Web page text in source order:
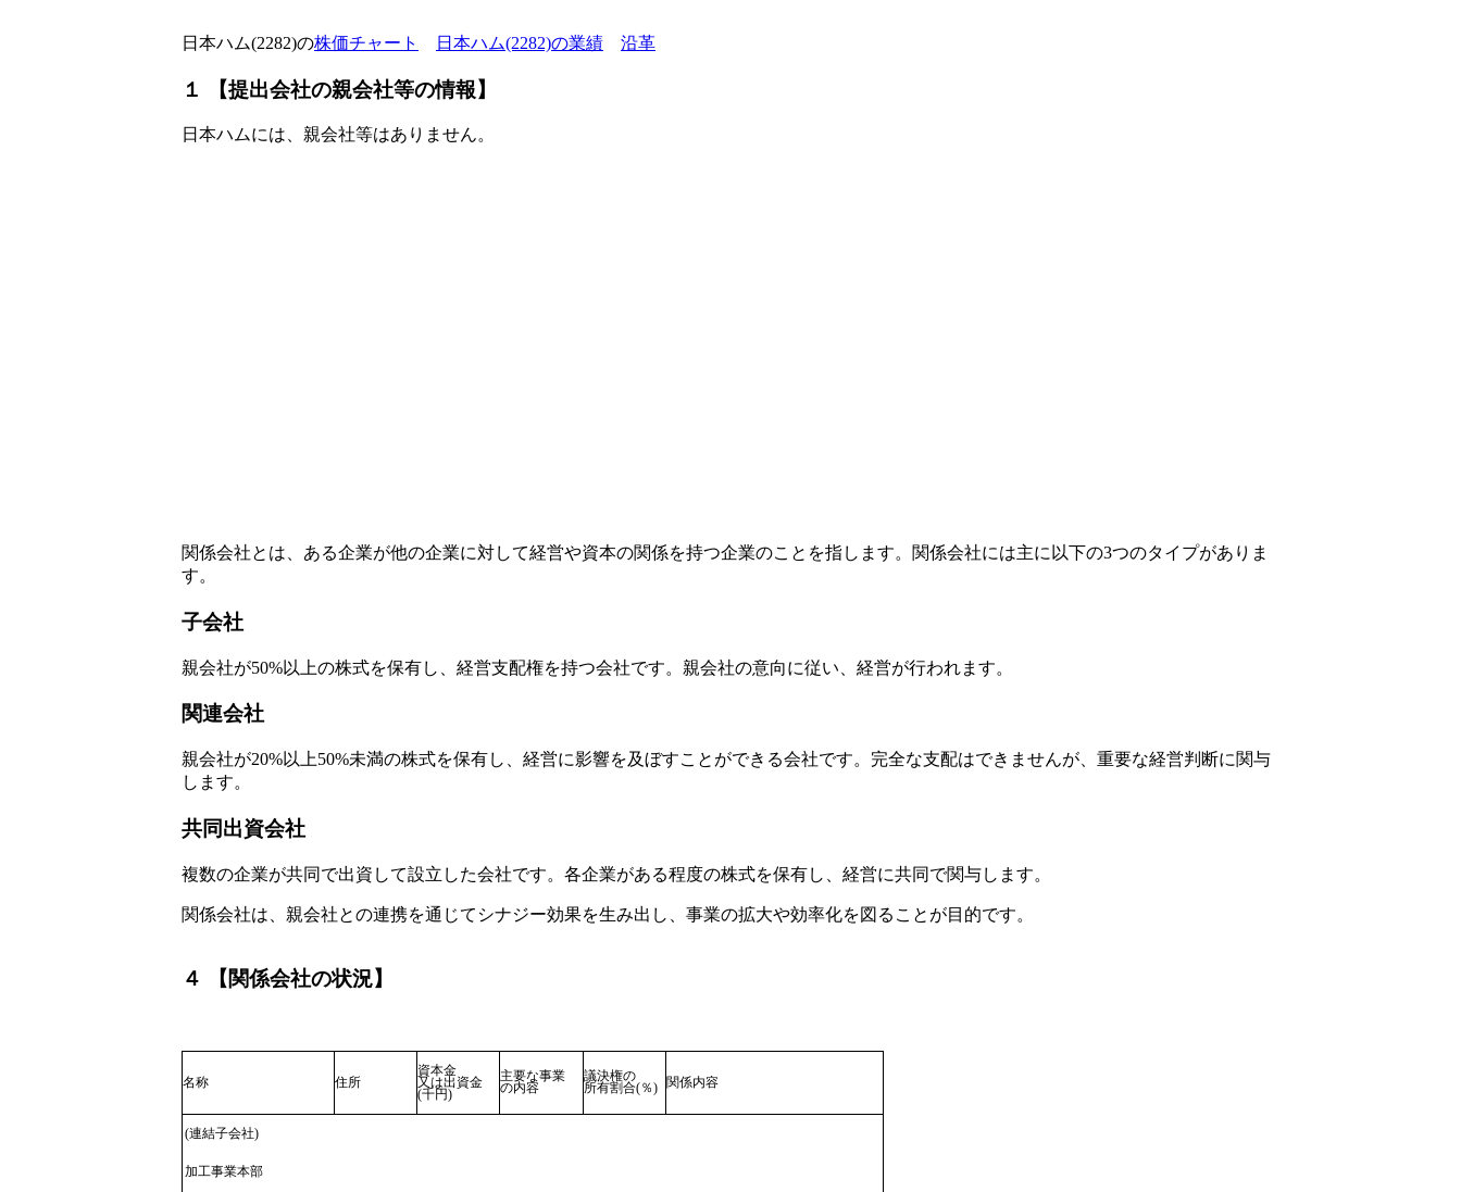
日本ハム(2282)の株価チャート 日本ハム(2282)の業績 沿革
１ 【提出会社の親会社等の情報】
日本ハムには、親会社等はありません。
関係会社とは、ある企業が他の企業に対して経営や資本の関係を持つ企業のことを指します。関係会社には主に以下の3つのタイプがありま
す。
子会社
親会社が50%以上の株式を保有し、経営支配権を持つ会社です。親会社の意向に従い、経営が行われます。
関連会社
親会社が20%以上50%未満の株式を保有し、経営に影響を及ぼすことができる会社です。完全な支配はできませんが、重要な経営判断に関与
します。
共同出資会社
複数の企業が共同で出資して設立した会社です。各企業がある程度の株式を保有し、経営に共同で関与します。
関係会社は、親会社との連携を通じてシナジー効果を生み出し、事業の拡大や効率化を図ることが目的です。
４ 【関係会社の状況】
名称 住所
資本金
又は出資金
(千円)
主要な事業
の内容
議決権の
所有割合(％) 関係内容
(連結子会社)
加工事業本部